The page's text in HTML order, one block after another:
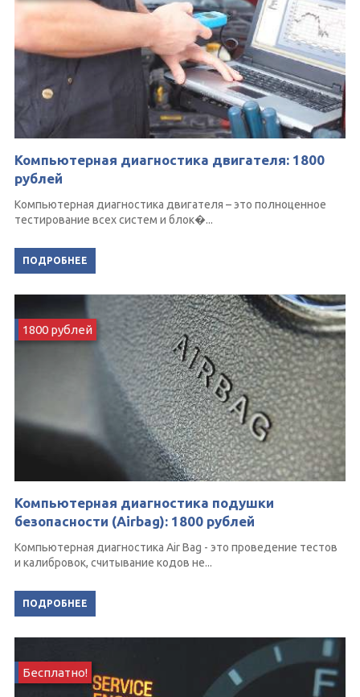
Компьютерная диагностика двигателя: 1800
рублей
Компьютерная диагностика двигателя – это полноценное
тестирование всех систем и блок�...
ПОДРОБНЕЕ
1800 рублей
Компьютерная диагностика подушки
безопасности (Airbag): 1800 рублей
Компьютерная диагностика Air Bag - это проведение тестов
и калибровок, считывание кодов не...
ПОДРОБНЕЕ
Бесплатно!